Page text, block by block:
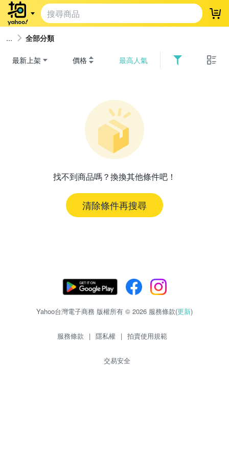
登
全部分類
最新上架 價格 最高人氣
找不到商品嗎？換換其他條件吧！
清除條件再搜尋
Yahoo台灣電子商務 版權所有 © 2026 服務條款(更新)
服務條款 | 隱私權 | 拍賣使用規範
交易安全